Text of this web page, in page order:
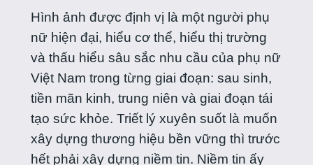
Hình ảnh được định vị là một người phụ
nữ hiện đại, hiểu cơ thể, hiểu thị trường
và thấu hiểu sâu sắc nhu cầu của phụ nữ
Việt Nam trong từng giai đoạn: sau sinh,
tiền mãn kinh, trung niên và giai đoạn tái
tạo sức khỏe. Triết lý xuyên suốt là muốn
xây dựng thương hiệu bền vững thì trước
hết phải xây dựng niềm tin. Niềm tin ấy